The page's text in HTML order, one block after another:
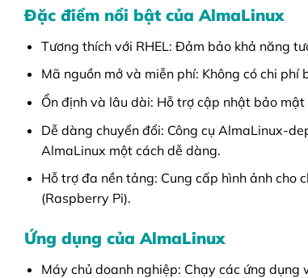
Đặc điểm nổi bật của AlmaLinux
Tương thích với RHEL: Đảm bảo khả năng
Mã nguồn mở và miễn phí: Không có chi
Ổn định và lâu dài: Hỗ trợ cập nhật bảo
Dễ dàng chuyển đổi: Công cụ AlmaLinux-
AlmaLinux một cách dễ dàng.
Hỗ trợ đa nền tảng: Cung cấp hình ảnh cho
(Raspberry Pi).
Ứng dụng của AlmaLinux
Máy chủ doanh nghiệp: Chạy các ứng dụng